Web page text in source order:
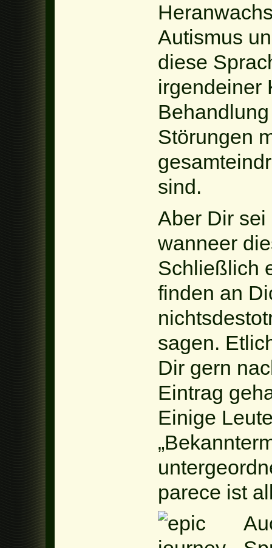
Autismus
diese
irgendeiner
Störungen
sind.
Aber Dir
wanneer
Schließlich
finden an
sagen.
Dir gern
Eintrag
Einige
parece ist